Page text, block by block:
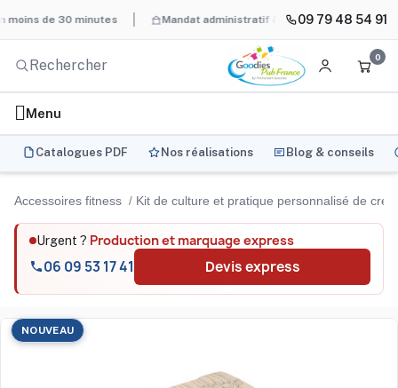
30 minutes Mandat administratif & Chorus Pro BAT
09 79 48 54 91
0
Menu
Catalogues PDF Nos réalisations Blog & conseils
Accessoires fitness Kit de culture et pratique personnalisé de
Urgent ? Production et marquage express
06 09 53 17 41 Devis express
NOUVEAU